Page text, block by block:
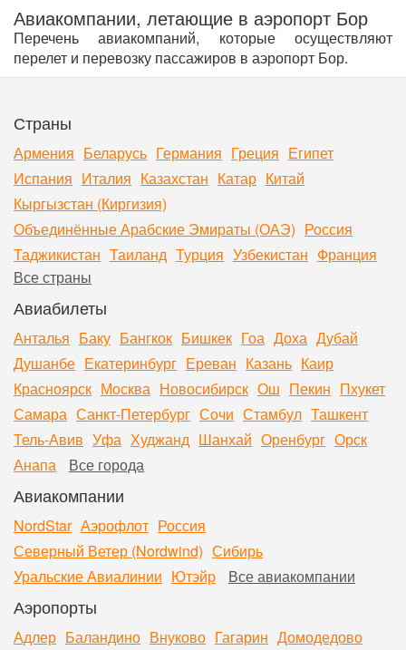
Авиакомпании, летающие в аэропорт Бор
Перечень авиакомпаний, которые осуществляют
перелет и перевозку пассажиров в аэропорт Бор.
Страны
Армения Беларусь Германия Греция Египет
Испания Италия Казахстан Катар Китай
Кыргызстан (Киргизия)
Объединённые Арабские Эмираты (ОАЭ) Россия
Таджикистан Таиланд Турция Узбекистан Франция
Все страны
Авиабилеты
Анталья Баку Бангкок Бишкек Гоа Доха Дубай
Душанбе Екатеринбург Ереван Казань Каир
Красноярск Москва Новосибирск Ош Пекин Пхукет
Самара Санкт-Петербург Сочи Стамбул Ташкент
Тель-Авив Уфа Худжанд Шанхай Оренбург Орск
Анапа
Все города
Авиакомпании
NordStar Аэрофлот Россия
Северный Ветер (Nordwind) Сибирь
Уральские Авиалинии Ютэйр Все авиакомпании
Аэропорты
Адлер Баландино Внуково Гагарин Домодедово